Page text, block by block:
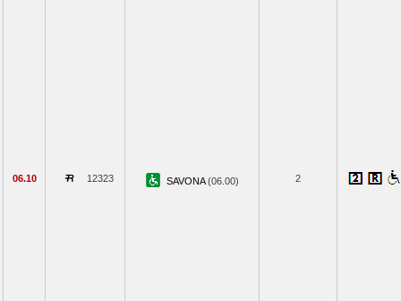
06.10 12323 SAVONA(06.00) 2